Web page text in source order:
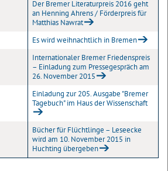
Der Bremer Literaturpreis 2016 geht
an Henning Ahrens / Förderpreis für
Matthias Nawrat
Es wird weihnachtlich in Bremen
Internationaler Bremer Friedenspreis
– Einladung zum Pressegespräch am
26. November 2015
Einladung zur 205. Ausgabe "Bremer
Tagebuch" im Haus der Wissenschaft
Bücher für Flüchtlinge – Leseecke
wird am 10. November 2015 in
Huchting übergeben